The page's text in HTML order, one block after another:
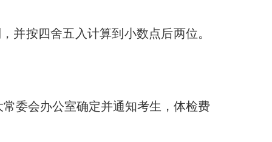
按四舍五入计算到小数点后两位。
委会办公室确定并通知考生，体检费